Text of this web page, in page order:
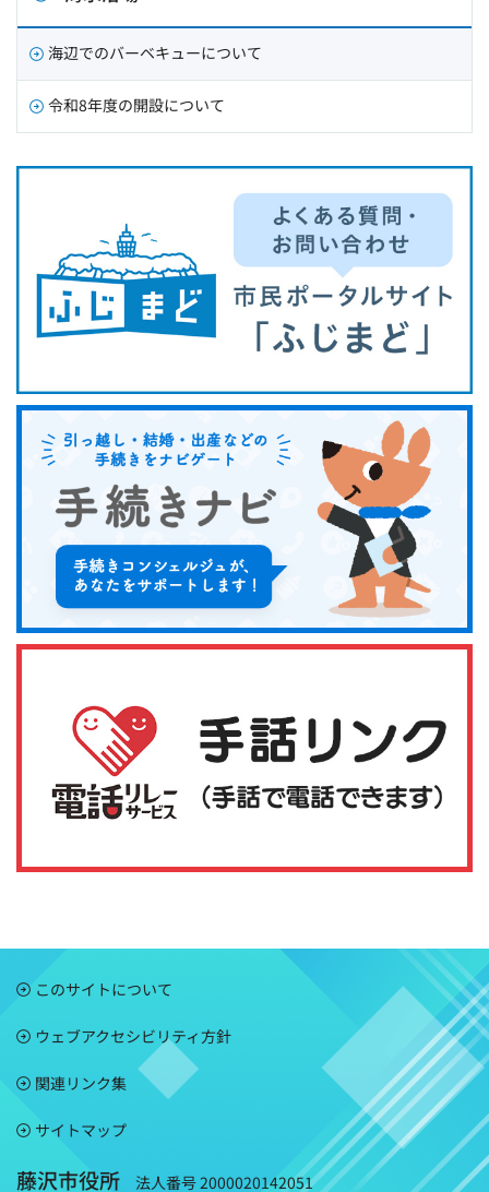
海辺でのバーベキューについて
令和8年度の開設について
このサイトについて
ウェブアクセシビリティ方針
関連リンク集
サイトマップ
藤沢市役所 法人番号 2000020142051